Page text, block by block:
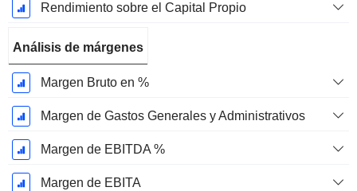
Rendimiento sobre el Capital Propio
Análisis de márgenes
Margen Bruto en %
Margen de Gastos Generales y Administrativos
Margen de EBITDA %
Margen de EBITA